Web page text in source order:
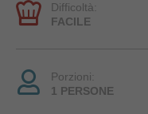
Difficoltà:
FACILE
Porzioni:
1 PERSONE